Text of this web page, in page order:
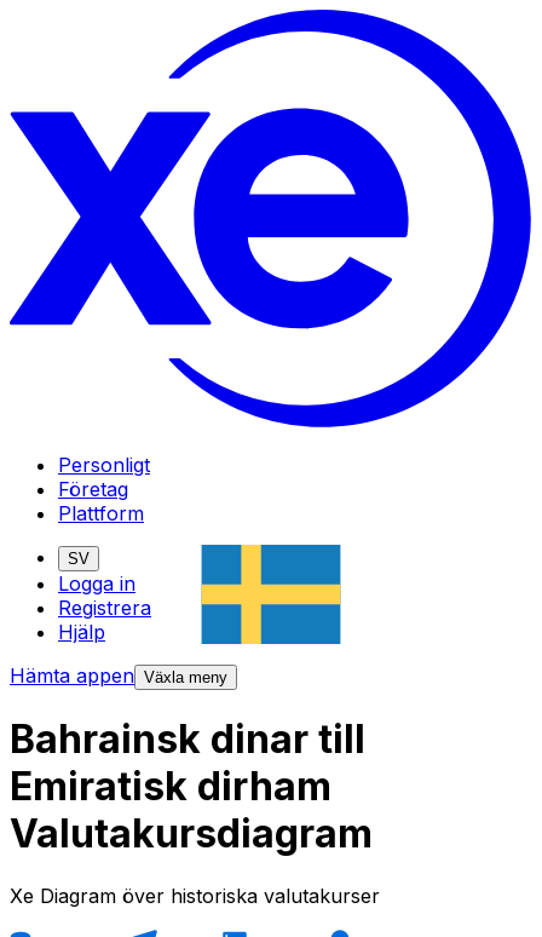
Personligt
Företag
Plattform
SV
Logga in
Registrera
Hjälp
Hämta appen Växla meny
Bahrainsk dinar till
Emiratisk dirham
Valutakursdiagram
Xe Diagram över historiska valutakurser